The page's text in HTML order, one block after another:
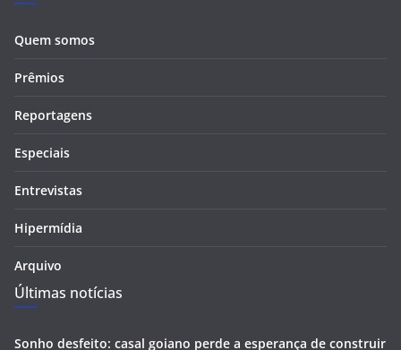
Quem somos
Prêmios
Reportagens
Especiais
Entrevistas
Hipermídia
Arquivo
Últimas notícias
Sonho desfeito: casal goiano perde a esperança de construir